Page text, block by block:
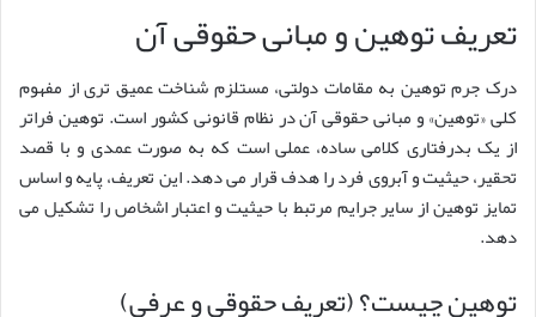
تعریف توهین و مبانی حقوقی آن
درک جرم توهین به مقامات دولتی، مستلزم شناخت عمیق تری از مفهوم
کلی «توهین» و مبانی حقوقی آن در نظام قانونی کشور است. توهین فراتر
از یک بدرفتاری کلامی ساده، عملی است که به صورت عمدی و با قصد
تحقیر، حیثیت و آبروی فرد را هدف قرار می دهد. این تعریف، پایه و اساس
تمایز توهین از سایر جرایم مرتبط با حیثیت و اعتبار اشخاص را تشکیل می
دهد.
توهین چیست؟ (تعریف حقوقی و عرفی)